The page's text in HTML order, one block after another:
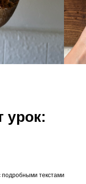
урок:
текстами